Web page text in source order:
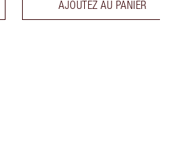
AJOUTEZ AU PANIER